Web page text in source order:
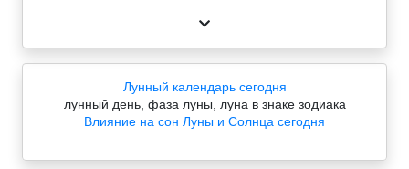
Лунный календарь сегодня
лунный день, фаза луны, луна в знаке зодиака
Влияние на сон Луны и Солнца сегодня